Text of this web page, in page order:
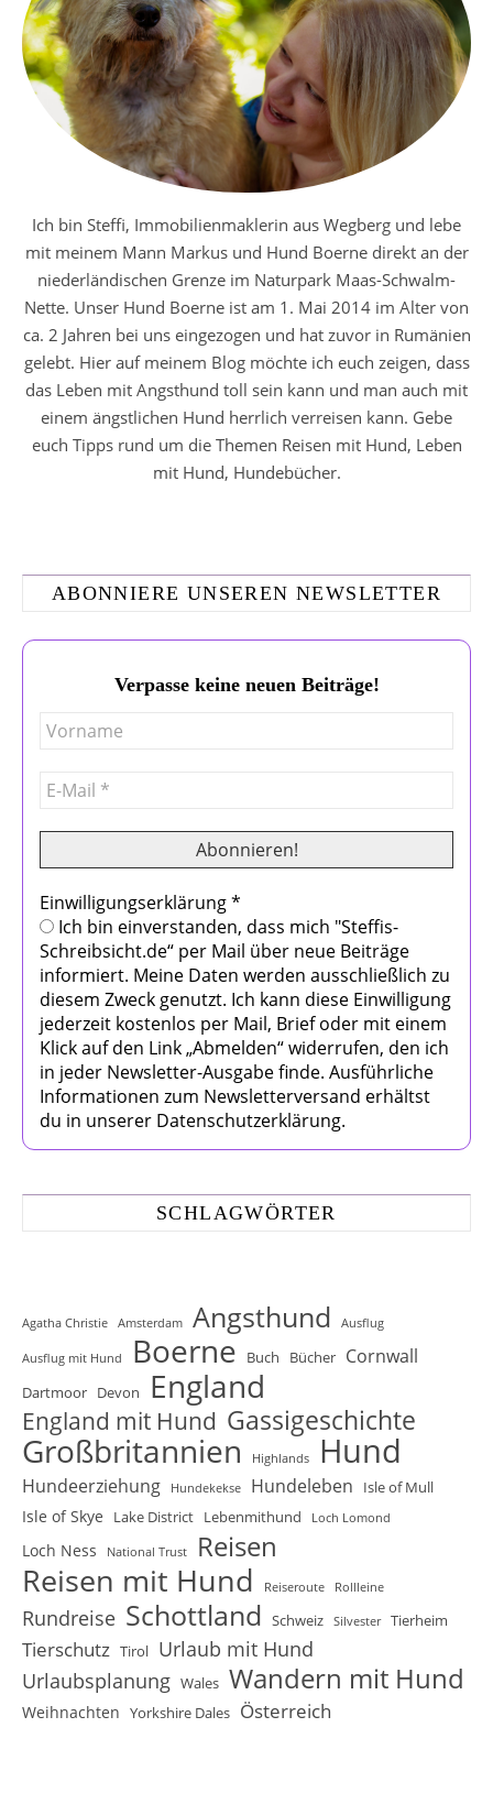
Ich bin Steffi, Immobilienmaklerin aus Wegberg und lebe
mit meinem Mann Markus und Hund Boerne direkt an der
niederländischen Grenze im Naturpark Maas-Schwalm-
Nette. Unser Hund Boerne ist am 1. Mai 2014 im Alter von
ca. 2 Jahren bei uns eingezogen und hat zuvor in Rumänien
gelebt. Hier auf meinem Blog möchte ich euch zeigen, dass
das Leben mit Angsthund toll sein kann und man auch mit
einem ängstlichen Hund herrlich verreisen kann. Gebe
euch Tipps rund um die Themen Reisen mit Hund, Leben
mit Hund, Hundebücher.
ABONNIERE UNSEREN NEWSLETTER
Verpasse keine neuen Beiträge!
Einwilligungserklärung*
Ich bin einverstanden, dass mich "Steffis-
Schreibsicht.de“ per Mail über neue Beiträge
informiert. Meine Daten werden ausschließlich zu
diesem Zweck genutzt. Ich kann diese Einwilligung
jederzeit kostenlos per Mail, Brief oder mit einem
Klick auf den Link „Abmelden“ widerrufen, den ich
in jeder Newsletter-Ausgabe finde. Ausführliche
Informationen zum Newsletterversand erhältst
du in unserer Datenschutzerklärung.
SCHLAGWÖRTER
Agatha Christie Amsterdam Angsthund Ausflug
Ausflug mit Hund Boerne Buch Bücher Cornwall
Dartmoor Devon England
England mit Hund Gassigeschichte
Großbritannien Highlands Hund
Hundeerziehung Hundekekse Hundeleben Isle of Mull
Isle of Skye Lake District Lebenmithund Loch Lomond
Loch Ness National Trust Reisen
Reisen mit Hund Reiseroute Rollleine
Rundreise Schottland Schweiz Silvester Tierheim
Tierschutz Tirol Urlaub mit Hund
Urlaubsplanung Wales Wandern mit Hund
Weihnachten Yorkshire Dales Österreich